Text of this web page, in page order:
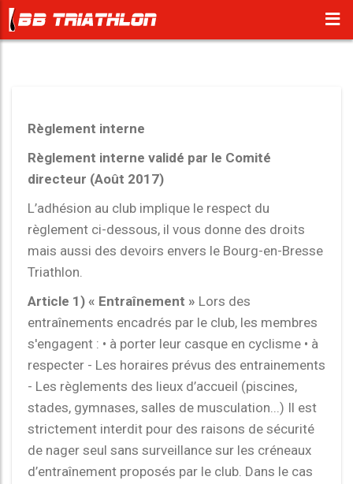
Règlement interne
Règlement interne validé par le Comité
directeur (Août 2017)
L’adhésion au club implique le respect du
règlement ci-dessous, il vous donne des droits
mais aussi des devoirs envers le Bourg-en-Bresse
Triathlon.
Article 1) « Entraînement » Lors des
entraînements encadrés par le club, les membres
s'engagent : • à porter leur casque en cyclisme • à
respecter - Les horaires prévus des entrainements
- Les règlements des lieux d’accueil (piscines,
stades, gymnases, salles de musculation...) Il est
strictement interdit pour des raisons de sécurité
de nager seul sans surveillance sur les créneaux
d’entraînement proposés par le club. Dans le cas